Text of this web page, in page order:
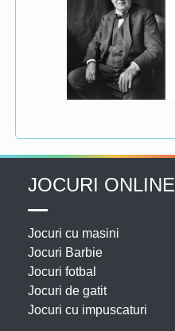
JOCURI ONLINE
Jocuri cu masini
Jocuri Barbie
Jocuri fotbal
Jocuri de gatit
Jocuri cu impuscaturi